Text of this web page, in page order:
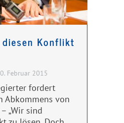
Konflikt
Februar 2015
fordert
Abkommens von
„Wir sind